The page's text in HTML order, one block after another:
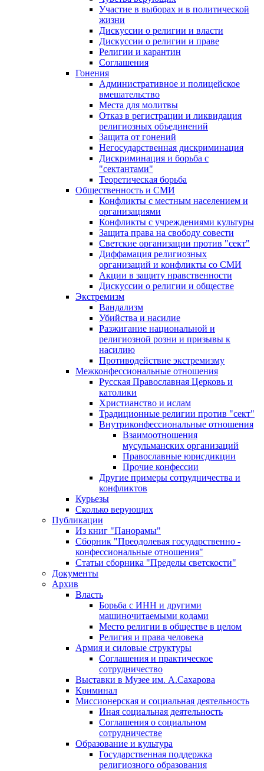
Участие в выборах и в политической
жизни
Дискуссии о религии и власти
Дискуссии о религии и праве
Религии и карантин
Соглашения
Гонения
Административное и полицейское
вмешательство
Места для молитвы
Отказ в регистрации и ликвидация
религиозных объединений
Защита от гонений
Негосударственная дискриминация
Дискриминация и борьба с
"сектантами"
Теоретическая борьба
Общественность и СМИ
Конфликты с местным населением и
организациями
Конфликты с учреждениями культуры
Защита права на свободу совести
Светские организации против "сект"
Диффамация религиозных
организаций и конфликты со СМИ
Акции в защиту нравственности
Дискуссии о религии и обществе
Экстремизм
Вандализм
Убийства и насилие
Разжигание национальной и
религиозной розни и призывы к
насилию
Противодействие экстремизму
Межконфессиональные отношения
Русская Православная Церковь и
католики
Христианство и ислам
Традиционные религии против "сект"
Внутриконфессиональные отношения
Взаимоотношения
мусульманских организаций
Православные юрисдикции
Прочие конфессии
Другие примеры сотрудничества и
конфликтов
Курьезы
Сколько верующих
Публикации
Из книг "Панорамы"
Сборник "Преодолевая государственно -
конфессиональные отношения"
Статьи сборника "Пределы светскости"
Документы
Архив
Власть
Борьба с ИНН и другими
машиночитаемыми кодами
Место религии в обществе в целом
Религия и права человека
Армия и силовые структуры
Соглашения и практическое
сотрудничество
Выставки в Музее им. А.Сахарова
Криминал
Миссионерская и социальная деятельность
Иная социальная деятельность
Соглашения о социальном
сотрудничестве
Образование и культура
Государственная поддержка
религиозного образования